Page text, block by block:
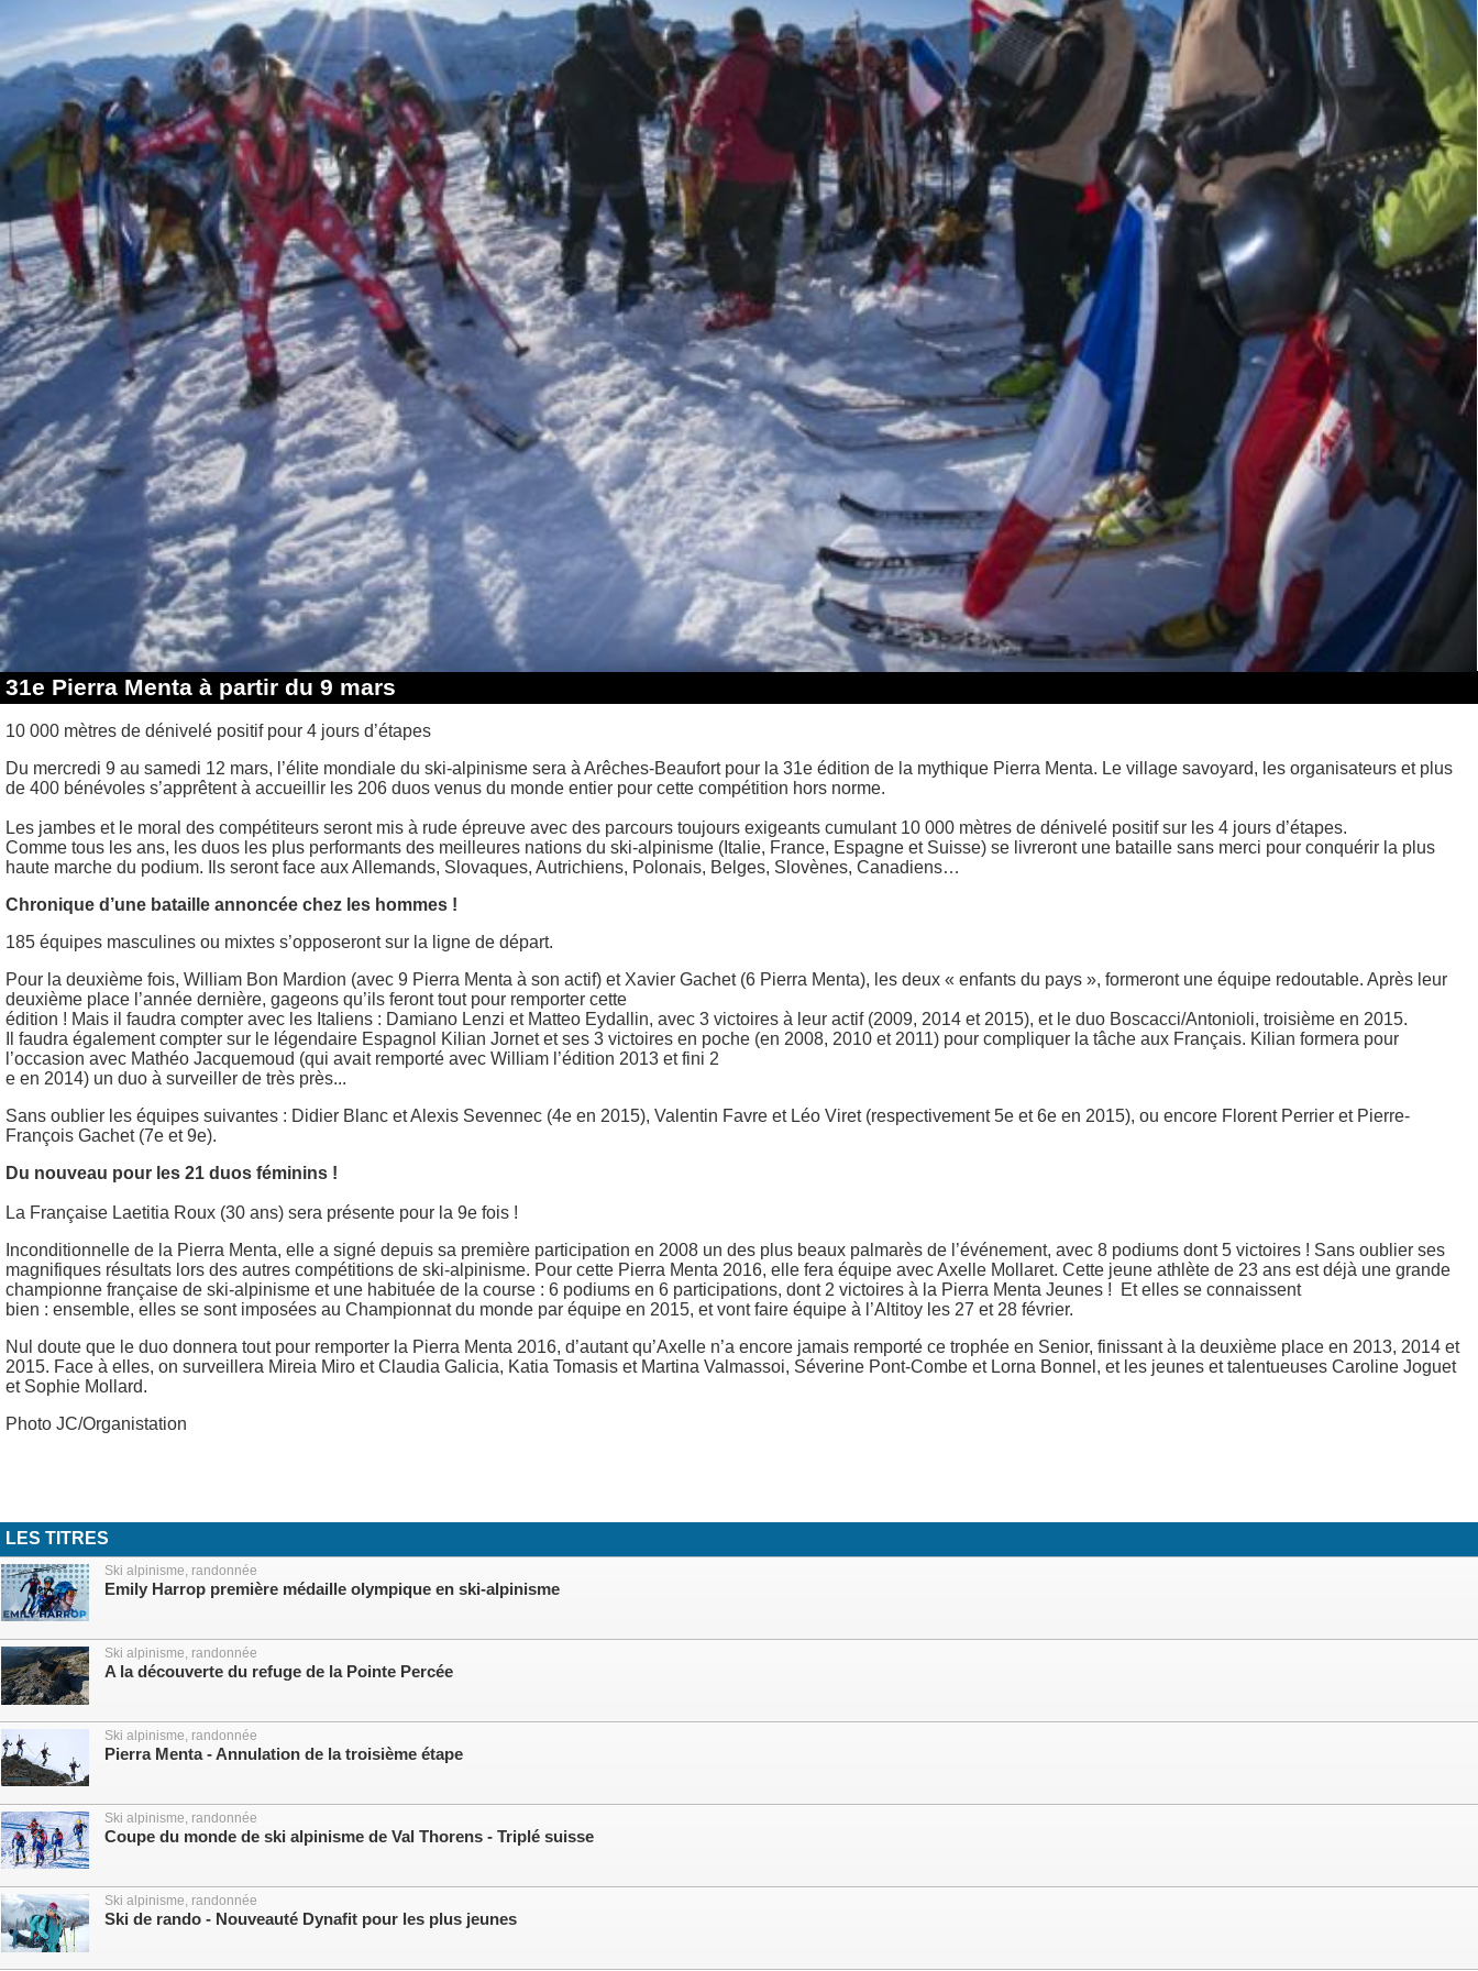
31e Pierra Menta à partir du 9 mars
10 000 mètres de dénivelé positif pour 4 jours d’étapes
Du mercredi 9 au samedi 12 mars, l’élite mondiale du ski-alpinisme sera à Arêches-Beaufort pour la 31e édition de la mythique Pierra Menta. Le village savoyard, les organisateurs et plus
de 400 bénévoles s’apprêtent à accueillir les 206 duos venus du monde entier pour cette compétition hors norme.
Les jambes et le moral des compétiteurs seront mis à rude épreuve avec des parcours toujours exigeants cumulant 10 000 mètres de dénivelé positif sur les 4 jours d’étapes.
Comme tous les ans, les duos les plus performants des meilleures nations du ski-alpinisme (Italie, France, Espagne et Suisse) se livreront une bataille sans merci pour conquérir la plus
haute marche du podium. Ils seront face aux Allemands, Slovaques, Autrichiens, Polonais, Belges, Slovènes, Canadiens…
Chronique d’une bataille annoncée chez les hommes !
185 équipes masculines ou mixtes s’opposeront sur la ligne de départ.
Pour la deuxième fois, William Bon Mardion (avec 9 Pierra Menta à son actif) et Xavier Gachet (6 Pierra Menta), les deux « enfants du pays », formeront une équipe redoutable. Après leur
deuxième place l’année dernière, gageons qu’ils feront tout pour remporter cette
édition ! Mais il faudra compter avec les Italiens : Damiano Lenzi et Matteo Eydallin, avec 3 victoires à leur actif (2009, 2014 et 2015), et le duo Boscacci/Antonioli, troisième en 2015.
Il faudra également compter sur le légendaire Espagnol Kilian Jornet et ses 3 victoires en poche (en 2008, 2010 et 2011) pour compliquer la tâche aux Français. Kilian formera pour
l’occasion avec Mathéo Jacquemoud (qui avait remporté avec William l’édition 2013 et fini 2
e en 2014) un duo à surveiller de très près...
Sans oublier les équipes suivantes : Didier Blanc et Alexis Sevennec (4e en 2015), Valentin Favre et Léo Viret (respectivement 5e et 6e en 2015), ou encore Florent Perrier et Pierre-
François Gachet (7e et 9e).
Du nouveau pour les 21 duos féminins !
La Française Laetitia Roux (30 ans) sera présente pour la 9e fois !
Inconditionnelle de la Pierra Menta, elle a signé depuis sa première participation en 2008 un des plus beaux palmarès de l’événement, avec 8 podiums dont 5 victoires ! Sans oublier ses
magnifiques résultats lors des autres compétitions de ski-alpinisme. Pour cette Pierra Menta 2016, elle fera équipe avec Axelle Mollaret. Cette jeune athlète de 23 ans est déjà une grande
championne française de ski-alpinisme et une habituée de la course : 6 podiums en 6 participations, dont 2 victoires à la Pierra Menta Jeunes ! Et elles se connaissent
bien : ensemble, elles se sont imposées au Championnat du monde par équipe en 2015, et vont faire équipe à l’Altitoy les 27 et 28 février.
Nul doute que le duo donnera tout pour remporter la Pierra Menta 2016, d’autant qu’Axelle n’a encore jamais remporté ce trophée en Senior, finissant à la deuxième place en 2013, 2014 et
2015. Face à elles, on surveillera Mireia Miro et Claudia Galicia, Katia Tomasis et Martina Valmassoi, Séverine Pont-Combe et Lorna Bonnel, et les jeunes et talentueuses Caroline Joguet
et Sophie Mollard.
Photo JC/Organistation
LES TITRES
Ski alpinisme, randonnée
Emily Harrop première médaille olympique en ski-alpinisme
Ski alpinisme, randonnée
A la découverte du refuge de la Pointe Percée
Ski alpinisme, randonnée
Pierra Menta - Annulation de la troisième étape
Ski alpinisme, randonnée
Coupe du monde de ski alpinisme de Val Thorens - Triplé suisse
Ski alpinisme, randonnée
Ski de rando - Nouveauté Dynafit pour les plus jeunes